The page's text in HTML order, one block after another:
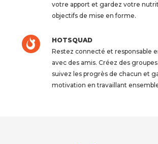
votre apport et gardez votre
objectifs de mise en forme.
HOTSQUAD
Restez connecté et responsable
avec des amis. Créez des
suivez les progrès de chacun et
motivation en travaillant